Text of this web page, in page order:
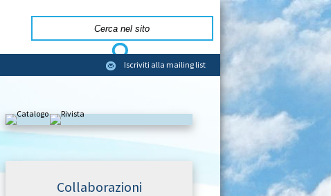
Iscriviti alla mailing list
Collaborazioni